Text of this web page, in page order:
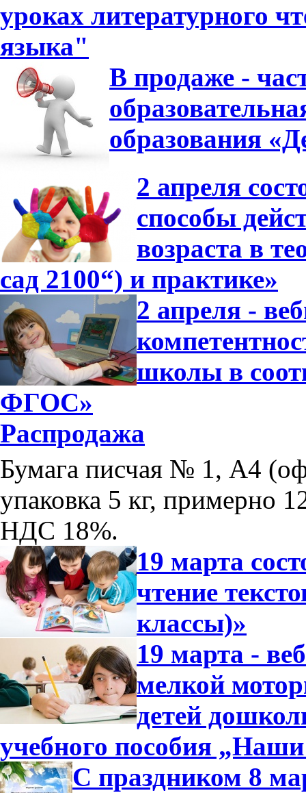
уроках литературного
языка"
В продаже -
образования
2 апреля
способы
возраста в
сад 2100“) и практике»
2 апреля -
школы в
ФГОС»
Распродажа
Бумага писчая № 1, А4
упаковка 5 кг, примерно
НДС 18%.
19 марта
чтение
классы)»
19 марта -
мелкой
детей
учебного пособия
С праздником 8